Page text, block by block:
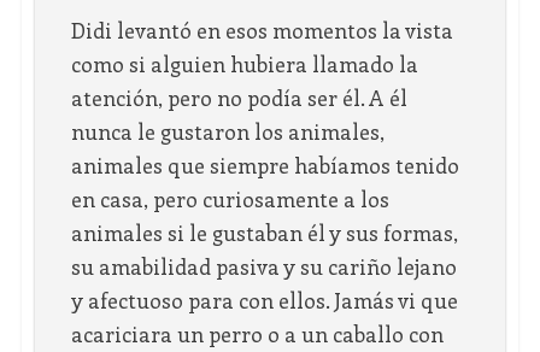
Didi levantó en esos momentos la vista
como si alguien hubiera llamado la
atención, pero no podía ser él. A él
nunca le gustaron los animales,
animales que siempre habíamos tenido
en casa, pero curiosamente a los
animales si le gustaban él y sus formas,
su amabilidad pasiva y su cariño lejano
y afectuoso para con ellos. Jamás vi que
acariciara un perro o a un caballo con